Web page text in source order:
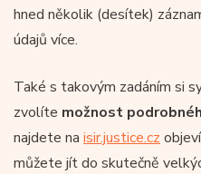
hned několik (desítek)
údajů více.
Také s takovým zadáním si
zvolíte možnost
najdete na isir.justice.cz
můžete jít do skutečně